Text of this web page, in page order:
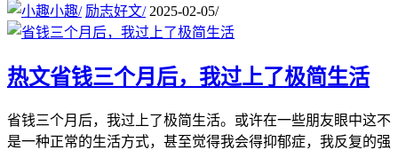
小趣/ 励志好文/ 2025-02-05/
热文省钱三个月后，我过上了极简生活
省钱三个月后，我过上了极简生活。或许在一些朋友眼中这不
是一种正常的生活方式，甚至觉得我会得抑郁症，我反复的强